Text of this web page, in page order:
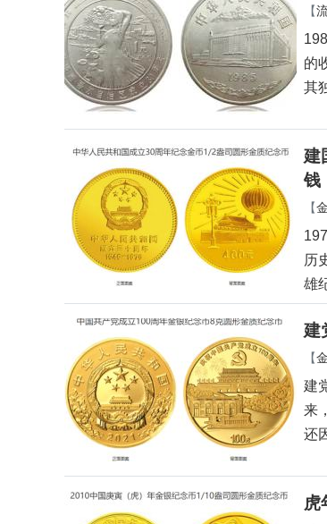
【
的
其
建
钱
【
历
雄
建
【
建
来
还
虎